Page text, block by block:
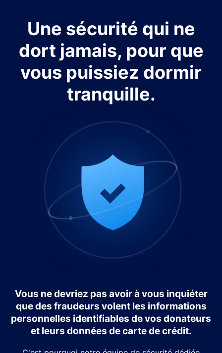
Une sécurité qui ne
dort jamais, pour que
vous puissiez dormir
tranquille.
Vous ne devriez pas avoir à vous inquiéter
que des fraudeurs volent les informations
personnelles identifiables de vos donateurs
et leurs données de carte de crédit.